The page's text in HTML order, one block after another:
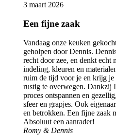
3 maart 2026
Een fijne zaak
Vandaag onze keuken
geholpen door Dennis.
recht door zee, en denkt echt
indeling, kleuren en
ruim de tijd voor je en krijg je
rustig te overwegen. Dankzij
proces ontspannen en
sfeer en grapjes. Ook
en betrokken. Een fijne zaak
Absoluut een aanrader!
Romy & Dennis